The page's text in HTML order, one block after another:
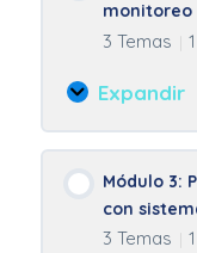
la
y
de
GPS
monitoreo
3 Temas
Expandir
Módulo
2:
y
uso
de
Módulo 3:
con
3 Temas